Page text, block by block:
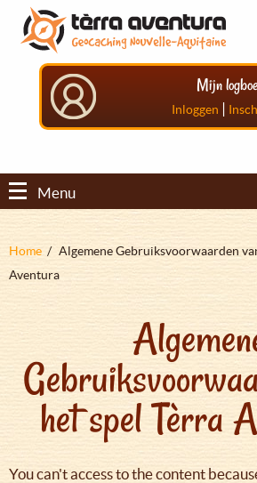
Overslaan
naar
Aller
menu
principal
Aller
pied
Mijn
Inloggen |
Menu
Kruimelpad
Home
Algemene Gebruiksvoorwaarden
Aventura
het spel Tèrra
You can't access to the content